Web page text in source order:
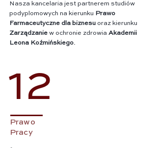
Nasza kancelaria jest partnerem studiów
podyplomowych na kierunku Prawo
Farmaceutyczne dla biznesu oraz kierunku
Zarządzanie w ochronie zdrowia Akademii
Leona Koźmińskiego.
12
Prawo
Pracy